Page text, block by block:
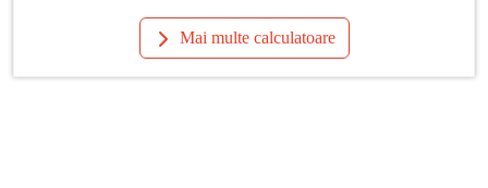
Mai multe calculatoare